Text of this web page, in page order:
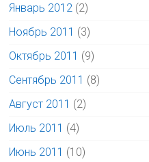
Январь 2012 (2)
Ноябрь 2011 (3)
Октябрь 2011 (9)
Сентябрь 2011 (8)
Август 2011 (2)
Июль 2011 (4)
Июнь 2011 (10)